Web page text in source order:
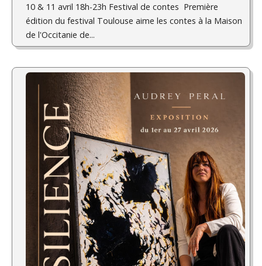
10 & 11 avril 18h-23h Festival de contes ­ Première
édition du festival Toulouse aime les contes à la Maison
de l'Occitanie de...